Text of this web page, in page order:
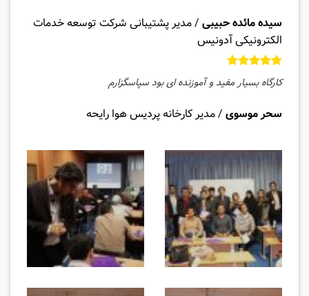
سیده مائده حبیبی /مدیر پشتیبانی شرکت توسعه خدمات
الکترونیکی آدونیس
کارگاه بسیار مفید و آموزنده ای بود سپاسگزارم
سحر موسوی /مدیر کارخانه پردیس هوا رایحه